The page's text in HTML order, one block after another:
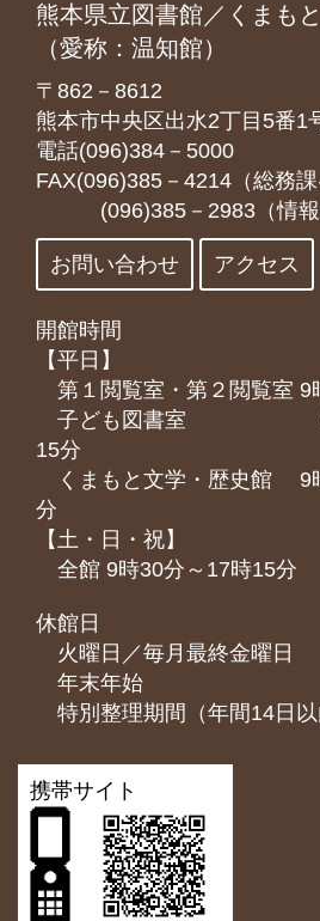
熊本県立図書館／くまも
（愛称：温知館）
〒862－8612
熊本市中央区出水2丁目5番1
電話(096)384－5000
FAX(096)385－4214（総務課
(096)385－2983（情報
お問い合わせ アクセス
開館時間
【平日】
第１閲覧室・第２閲覧室 9
子ども図書室 9時
15分
くまもと⽂学・歴史館 9
分
【土・日・祝】
全館 9時30分～17時15分
休館日
火曜日／毎月最終金曜日
年末年始
特別整理期間（年間14日以
携帯サイト